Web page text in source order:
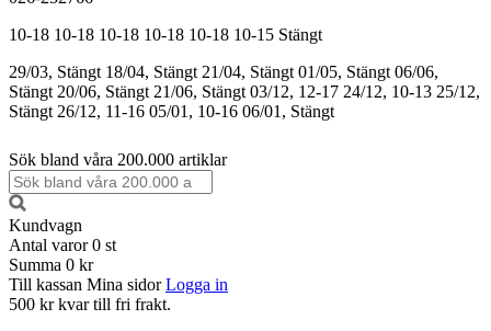
10-18 10-18 10-18 10-18 10-18 10-15 Stängt
29/03, Stängt 18/04, Stängt 21/04, Stängt 01/05, Stängt 06/06,
Stängt 20/06, Stängt 21/06, Stängt 03/12, 12-17 24/12, 10-13 25/12,
Stängt 26/12, 11-16 05/01, 10-16 06/01, Stängt
Sök bland våra 200.000 artiklar
Kundvagn
Antal varor 0 st
Summa 0 kr
Till kassan Mina sidor Logga in
500 kr kvar till fri frakt.